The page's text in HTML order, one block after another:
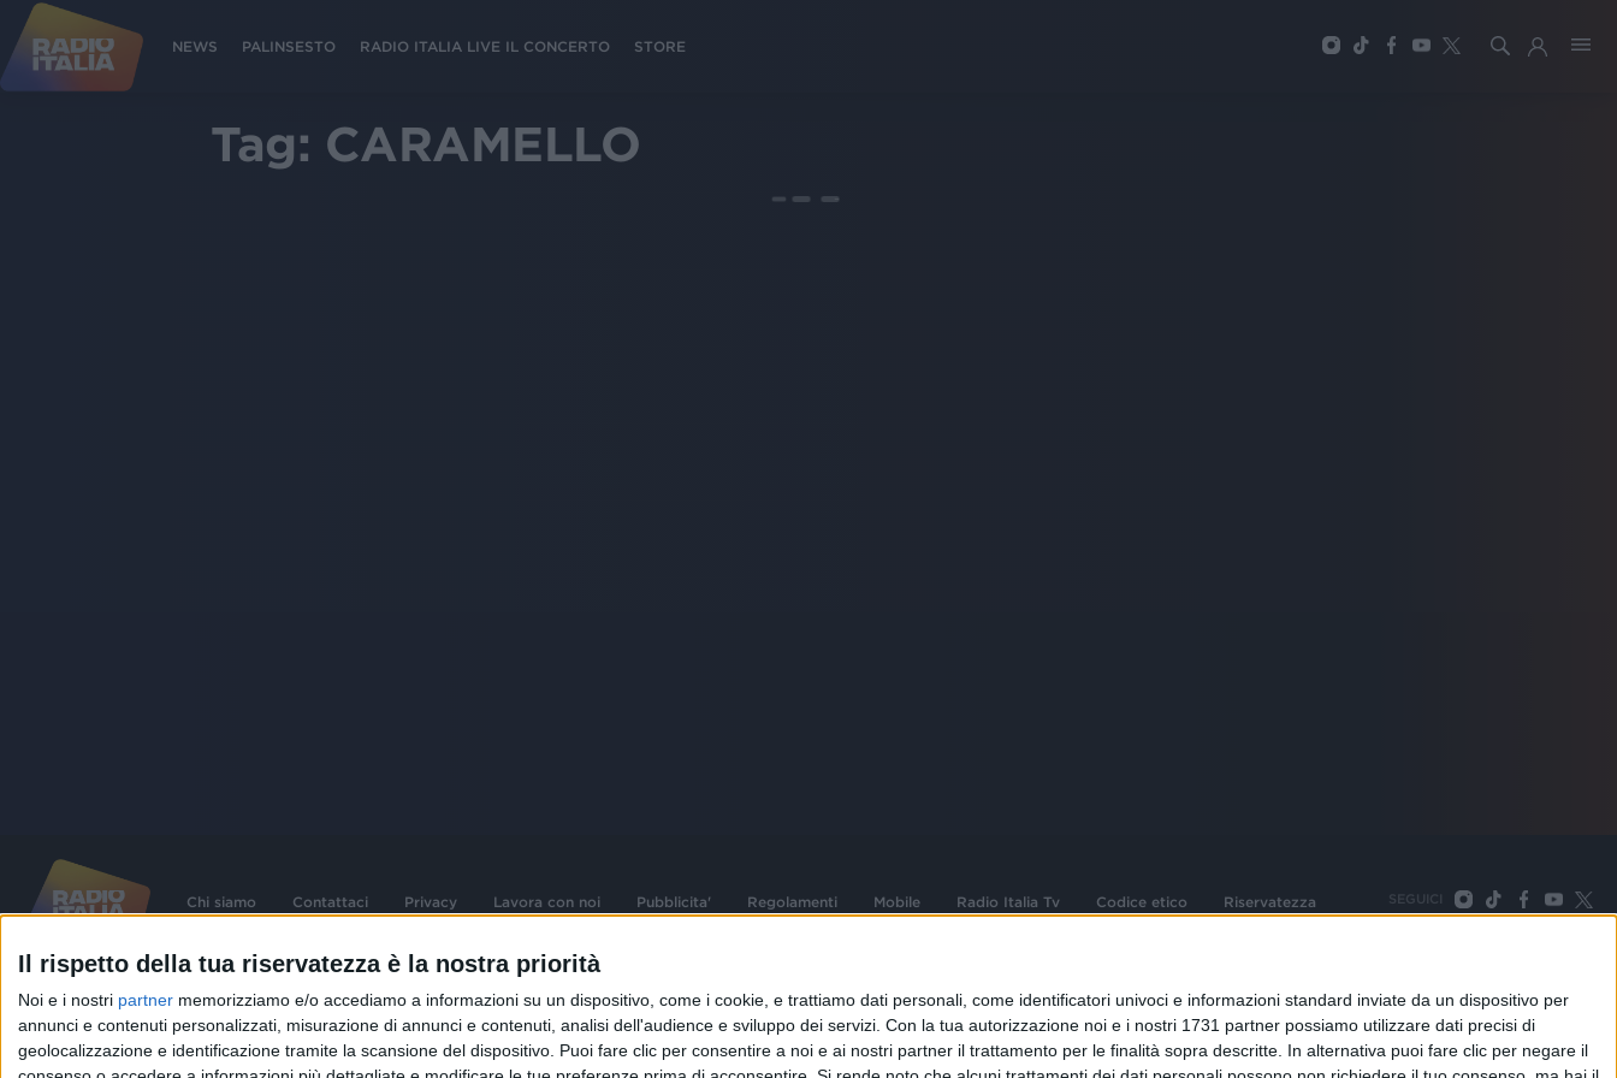
Il rispetto della tua riservatezza è la nostra priorità
Noi e i nostri partner memorizziamo e/o accediamo a informazioni su un dispositivo, come i cookie, e trattiamo dati personali, come identificatori univoci e informazioni standard inviate da un dispositivo per
annunci e contenuti personalizzati, misurazione di annunci e contenuti, analisi dell'audience e sviluppo dei servizi. Con la tua autorizzazione noi e i nostri 1731 partner possiamo utilizzare dati precisi di
geolocalizzazione e identificazione tramite la scansione del dispositivo. Puoi fare clic per consentire a noi e ai nostri partner il trattamento per le finalità sopra descritte. In alternativa puoi fare clic per negare il
NEWS PALINSESTO RADIO ITALIA LIVE IL CONCERTO STORE
Tag: CARAMELLO
Chi siamo Contattaci Privacy Lavora con noi Pubblicita' Regolamenti Mobile Radio Italia Tv Codice etico Riservatezza SEGUICI
©2026RADIO ITALIA S.p.A. P.IVA 06832230152 | Tutti i diritti riservati. Per le opere dell'ingegno
contenute nel sito sono stati assolti gli obblighi derivanti dalla normativa dei diritti d'autore e dei diritti
connessi.
Capitale Sociale € 580.000,00 interamente versato. Iscr. Reg. Imprese Milano - C.F. e n° iscrizione
Sede Amministrativa: Viale Europa 49, 20093 Cologno Monzese (Mi) |Tel. +39 02 254441 | Fax +39
02 25444220
Sede Legale: Via Savona 97, 20144 Milano
TORNA SU